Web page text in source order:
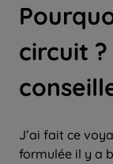
circuit
J’ai fait ce
formulée il y a